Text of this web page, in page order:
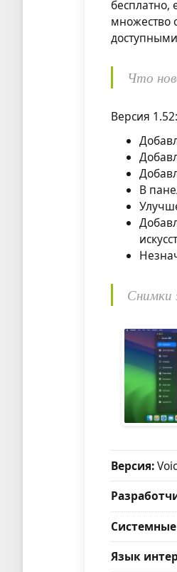
множество
Что
Версия 1.52:
В
Снимки
Версия:
Язык